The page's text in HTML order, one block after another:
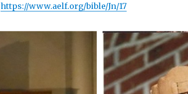
https://www.aelf.org/bible/Jn/17